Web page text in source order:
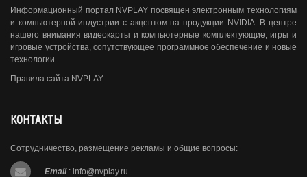
Информационный портал NVPLAY посвящен электронным технологиям
и компьютерной индустрии с акцентом на продукции NVIDIA. В центре
нашего внимания видеокарты и компьютерные комплектующие, игры и
игровые устройства, сопутствующее программное обеспечение и новые
технологии.
Правила сайта NVPLAY
КОНТАКТЫ
Сотрудничество, размещение рекламы и общие вопросы:
Email : info@nvplay.ru